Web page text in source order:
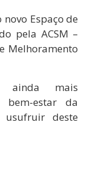
Espaço de
pela ACSM –
Melhoramento
ainda mais
estar da
deste